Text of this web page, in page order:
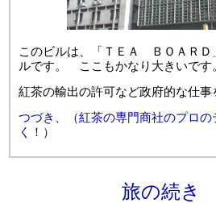
このビルは、「ＴＥＡ ＢＯＡＲＤ
ルです。 ここもかなり大きいで
紅茶の輸出の許可など政府的な
つづき、（紅茶の専門商社のプロ
く！）
旅の続き